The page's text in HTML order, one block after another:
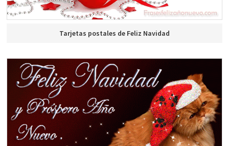
Tarjetas postales de Feliz Navidad